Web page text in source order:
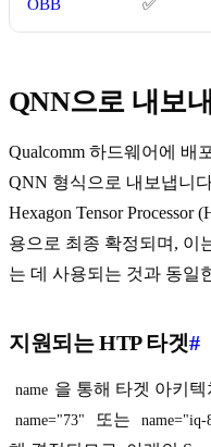
OBB ✅
QNN으로 내보
Qualcomm 하드웨어에 배
QNN 형식으로 내보냅니
Hexagon Tensor
용으로 최종 확정되며, 이
는 데 사용되는 것과 동일
지원되는 HTP 타겟#
name 을 통해 타겟 아키
name="73" 또는 name="iq-